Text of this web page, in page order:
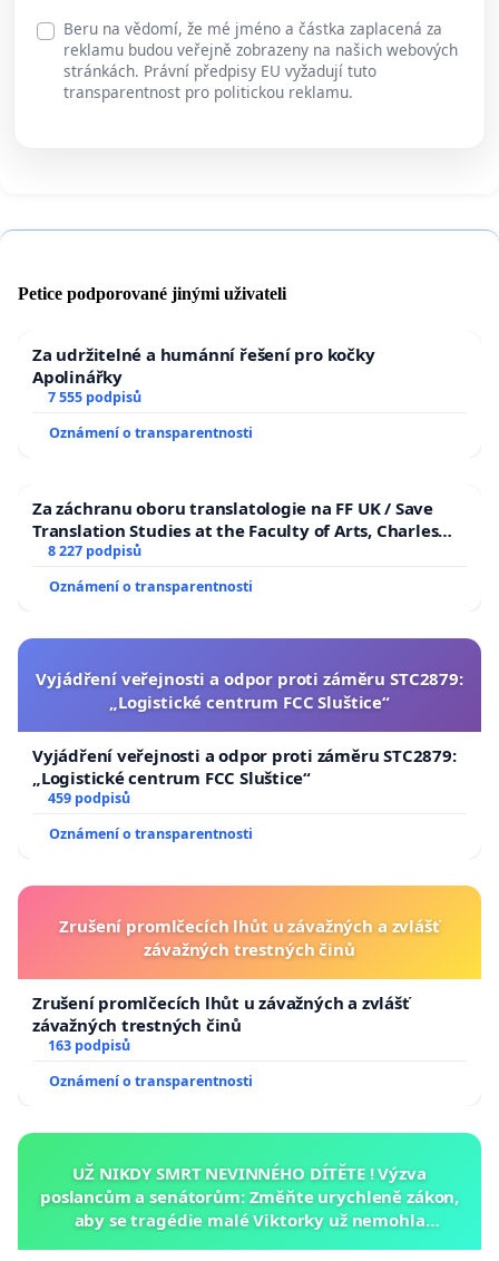
Beru na vědomí, že mé jméno a částka zaplacená za
reklamu budou veřejně zobrazeny na našich webových
stránkách. Právní předpisy EU vyžadují tuto
transparentnost pro politickou reklamu.
Petice podporované jinými uživateli
Za udržitelné a humánní řešení pro kočky
Apolinářky
7 555 podpisů
Oznámení o transparentnosti
Za záchranu oboru translatologie na FF UK / Save
Translation Studies at the Faculty of Arts, Charles
University
8 227 podpisů
Oznámení o transparentnosti
Vyjádření veřejnosti a odpor proti záměru STC2879:
„Logistické centrum FCC Sluštice“
Vyjádření veřejnosti a odpor proti záměru STC2879:
„Logistické centrum FCC Sluštice“
459 podpisů
Oznámení o transparentnosti
Zrušení promlčecích lhůt u závažných a zvlášť
závažných trestných činů
Zrušení promlčecích lhůt u závažných a zvlášť
závažných trestných činů
163 podpisů
Oznámení o transparentnosti
UŽ NIKDY SMRT NEVINNÉHO DÍTĚTE ! Výzva
poslancům a senátorům: Změňte urychleně zákon,
aby se tragédie malé Viktorky už nemohla